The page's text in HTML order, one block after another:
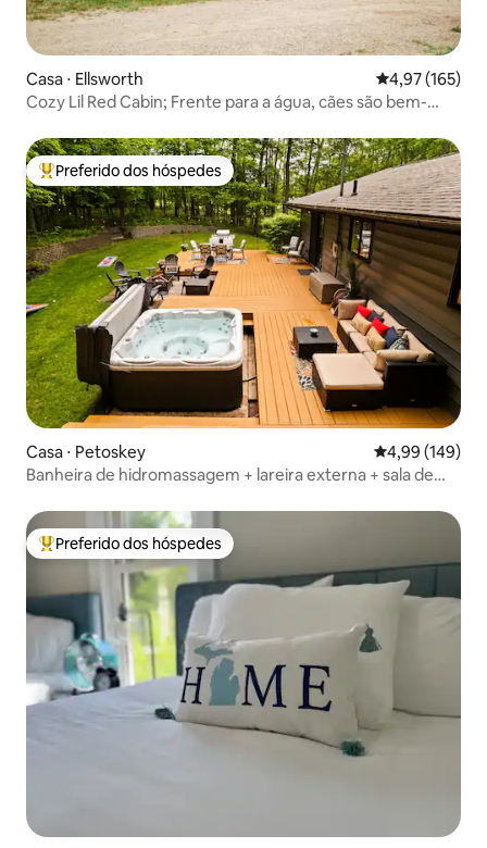
Casa ⋅ Ellsworth 4,97 de uma
4,97 (165)
Cozy Lil Red Cabin; Frente para a água, cães são bem-
Entre os melhores preferidos dos hóspedes
Preferido dos hóspedes
Casa ⋅ Petoskey 4,99 de uma
4,99 (149)
Banheira de hidromassagem + lareira externa + sala de
Entre os melhores preferidos dos hóspedes
Preferido dos hóspedes